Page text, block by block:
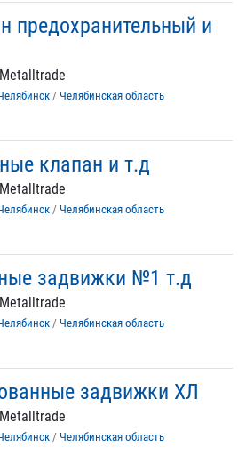
предохранительный и
/ Челябинская область
клапан и т.д
/ Челябинская область
задвижки №1 т.д
/ Челябинская область
задвижки ХЛ
/ Челябинская область